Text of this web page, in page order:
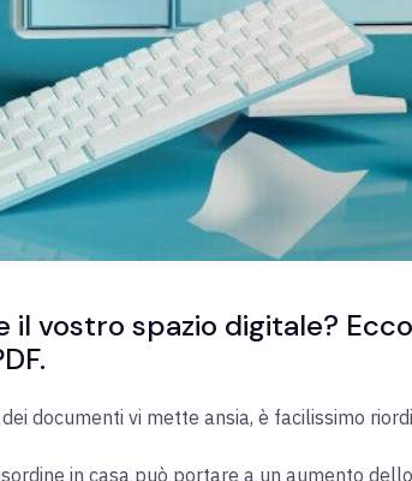
il vostro spazio digitale?
documenti vi mette ansia, è facilissimo
in casa può portare a un aumento